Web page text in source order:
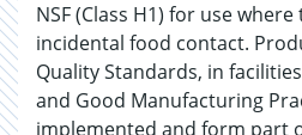
NSF (Class H1) for use
incidental food contact.
Quality Standards, in
and Good Manufacturing
implemented and form part